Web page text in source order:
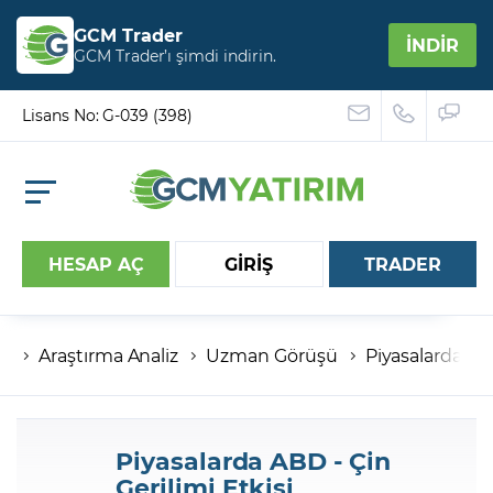
GCM Trader
GCM Trader’ı şimdi indirin. İNDİR
Lisans No: G-039 (398)
HESAP AÇ GİRİŞ
Hesap numaranız
Şifreniz
TRADER
Araştırma Analiz Uzman Görüşü Piyasalarda
Piyasalarda ABD - Çin
Gerilimi Etkisi